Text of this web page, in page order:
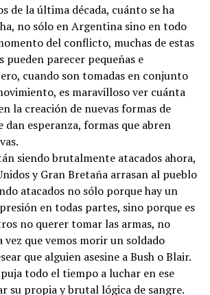
de la última década, cuánto se ha
no sólo en Argentina sino en todo
del conflicto, muchas de estas
parecer pequeñas e
cuando son tomadas en conjunto
es maravilloso ver cuánta
la creación de nuevas formas de
dan esperanza, formas que abren
siendo brutalmente atacados ahora,
y Gran Bretaña arrasan al pueblo
atacados no sólo porque hay un
en todas partes, sino porque es
no querer tomar las armas, no
vez que vemos morir un soldado
que alguien asesine a Bush o Blair.
todo el tiempo a luchar en ese
su propia y brutal lógica de sangre.